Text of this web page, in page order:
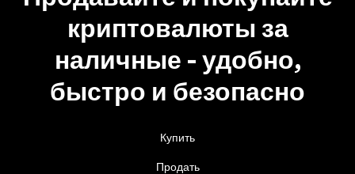
криптовалюты за
наличные - удобно,
быстро и безопасно
Купить
Продать